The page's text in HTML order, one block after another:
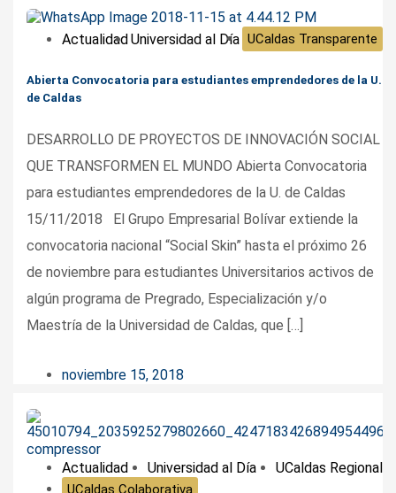
ActualidadUniversidad al Día UCaldas Transparente
Abierta Convocatoria para estudiantes emprendedores de la U.
de Caldas
DESARROLLO DE PROYECTOS DE INNOVACIÓN SOCIAL
QUE TRANSFORMEN EL MUNDO Abierta Convocatoria
para estudiantes emprendedores de la U. de Caldas
15/11/2018 El Grupo Empresarial Bolívar extiende la
convocatoria nacional “Social Skin” hasta el próximo 26
de noviembre para estudiantes Universitarios activos de
algún programa de Pregrado, Especialización y/o
Maestría de la Universidad de Caldas, que […]
noviembre 15, 2018
Actualidad Universidad al Día UCaldas Regional
UCaldas Colaborativa